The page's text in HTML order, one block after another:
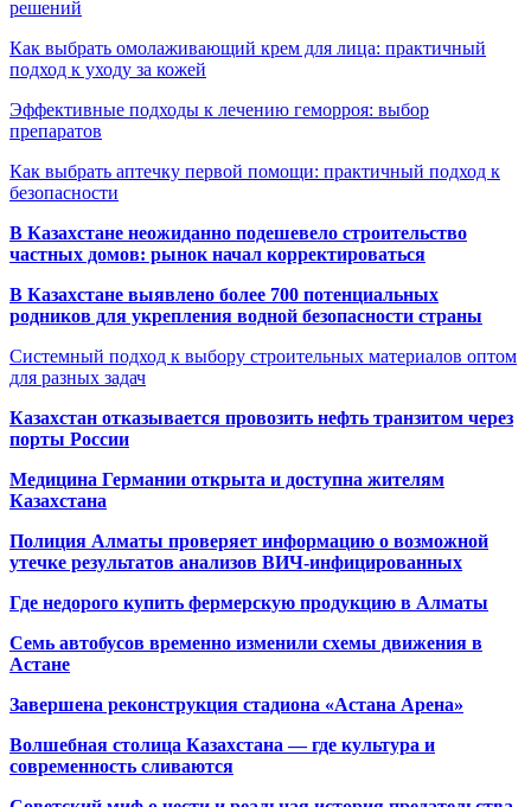
решений
Как выбрать омолаживающий крем для лица: практичный
подход к уходу за кожей
Эффективные подходы к лечению геморроя: выбор
препаратов
Как выбрать аптечку первой помощи: практичный подход к
безопасности
В Казахстане неожиданно подешевело строительство
частных домов: рынок начал корректироваться
В Казахстане выявлено более 700 потенциальных
родников для укрепления водной безопасности страны
Системный подход к выбору строительных материалов оптом
для разных задач
Казахстан отказывается провозить нефть транзитом через
порты России
Медицина Германии открыта и доступна жителям
Казахстана
Полиция Алматы проверяет информацию о возможной
утечке результатов анализов ВИЧ-инфицированных
Где недорого купить фермерскую продукцию в Алматы
Семь автобусов временно изменили схемы движения в
Астане
Завершена реконструкция стадиона «Астана Арена»
Волшебная столица Казахстана — где культура и
современность сливаются